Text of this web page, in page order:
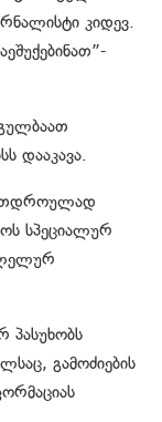
კიდევ.
დააკავა.
სპეციალურ
პასუხობს
გამოძიების